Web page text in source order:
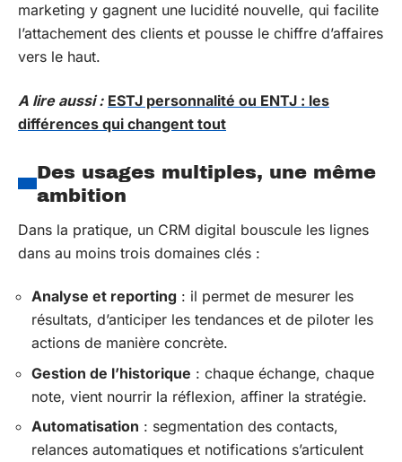
marketing y gagnent une lucidité nouvelle, qui facilite
l’attachement des clients et pousse le chiffre d’affaires
vers le haut.
A lire aussi : ESTJ personnalité ou ENTJ : les
différences qui changent tout
Des usages multiples, une même
ambition
Dans la pratique, un CRM digital bouscule les lignes
dans au moins trois domaines clés :
Analyse et reporting : il permet de mesurer les
résultats, d’anticiper les tendances et de piloter les
actions de manière concrète.
Gestion de l’historique : chaque échange, chaque
note, vient nourrir la réflexion, affiner la stratégie.
Automatisation : segmentation des contacts,
relances automatiques et notifications s’articulent